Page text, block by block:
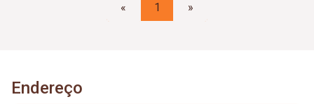
« 1 »
Endereço